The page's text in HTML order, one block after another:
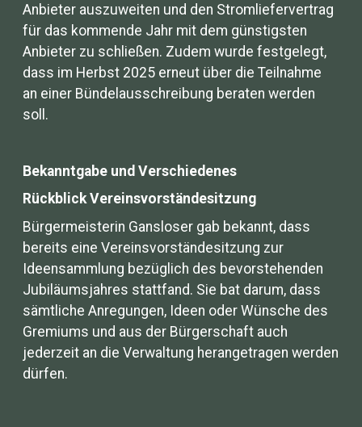
Anbieter auszuweiten und den Stromliefervertrag
für das kommende Jahr mit dem günstigsten
Anbieter zu schließen. Zudem wurde festgelegt,
dass im Herbst 2025 erneut über die Teilnahme
an einer Bündelausschreibung beraten werden
soll.
Bekanntgabe und Verschiedenes
Rückblick Vereinsvorständesitzung
Bürgermeisterin Gansloser gab bekannt, dass
bereits eine Vereinsvorständesitzung zur
Ideensammlung bezüglich des bevorstehenden
Jubiläumsjahres stattfand. Sie bat darum, dass
sämtliche Anregungen, Ideen oder Wünsche des
Gremiums und aus der Bürgerschaft auch
jederzeit an die Verwaltung herangetragen werden
dürfen.